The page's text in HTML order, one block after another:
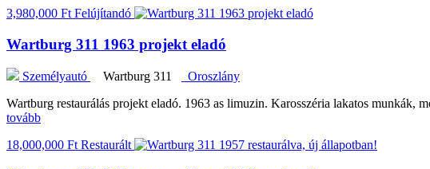
3,980,000 Ft Felújítandó
Wartburg 311 1963 projekt eladó
Személyautó Wartburg 311
Oroszlány
Wartburg restaurálás projekt eladó. 1963 as limuzin. Karosszéria lakatos munkák,
tovább
18,000,000 FtRestaurált